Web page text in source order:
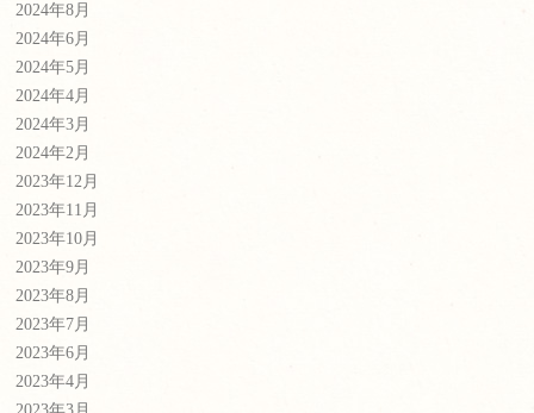
2024年8月
2024年6月
2024年5月
2024年4月
2024年3月
2024年2月
2023年12月
2023年11月
2023年10月
2023年9月
2023年8月
2023年7月
2023年6月
2023年4月